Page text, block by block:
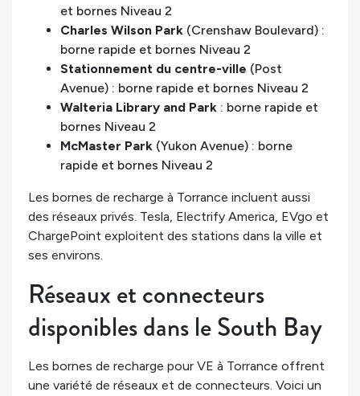
et bornes Niveau 2
Charles Wilson Park (Crenshaw Boulevard) :
borne rapide et bornes Niveau 2
Stationnement du centre-ville (Post
Avenue) : borne rapide et bornes Niveau 2
Walteria Library and Park : borne rapide et
bornes Niveau 2
McMaster Park (Yukon Avenue) : borne
rapide et bornes Niveau 2
Les bornes de recharge à Torrance incluent aussi
des réseaux privés. Tesla, Electrify America, EVgo et
ChargePoint exploitent des stations dans la ville et
ses environs.
Réseaux et connecteurs
disponibles dans le South Bay
Les bornes de recharge pour VE à Torrance offrent
une variété de réseaux et de connecteurs. Voici un